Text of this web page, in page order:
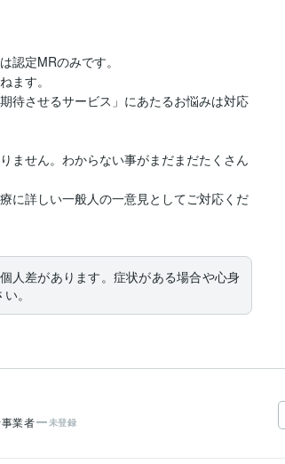
認定MRのみです。
ます。
待させるサービス」にあたるお悩みは対応
ません。わからない事がまだまだたくさん
に詳しい一般人の一意見としてご対応くだ
人差があります。症状がある場合や心身
。
業者 未登録